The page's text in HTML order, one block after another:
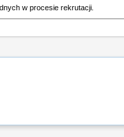
w procesie rekrutacji.